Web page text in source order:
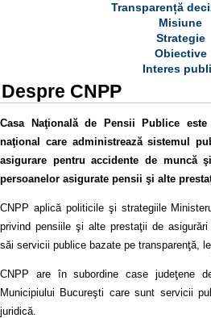
Transparență
Misiune
Strategie
Obiective
Interes
Despre CNPP
Casa Naţională de Pensii Publice
naţional care administrează sistemul
asigurare pentru accidente de muncă
persoanelor asigurate pensii şi alte
CNPP aplică politicile şi strategiile
privind pensiile şi alte prestaţii de
săi servicii publice bazate pe transparenţă,
CNPP are în subordine case judeţene
Municipiului Bucureşti care sunt servicii
juridică.